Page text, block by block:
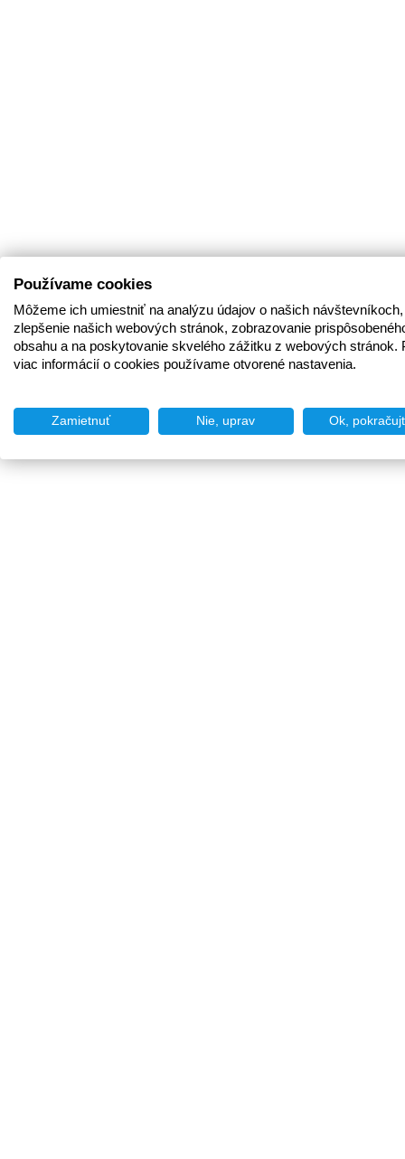
Používame cookies
Môžeme ich umiestniť na analýzu údajov o našich
zlepšenie našich webových stránok, zobrazovanie
obsahu a na poskytovanie skvelého zážitku z webových stránok.
viac informácií o cookies používame otvorené nastavenia.
Zamietnuť Nie, uprav Ok,